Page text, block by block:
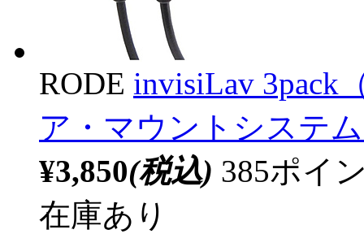
RODE invisiLav 3pack
ア・マウントシステ
¥3,850(税込) 385ポイ
在庫あり